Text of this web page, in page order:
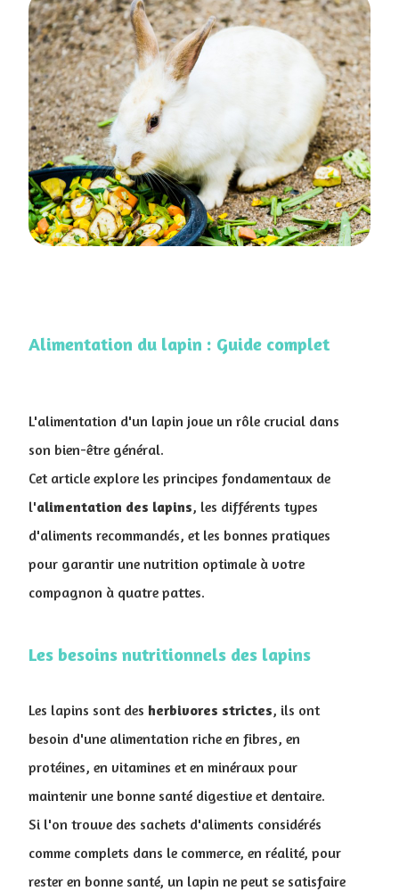
Alimentation du lapin : Guide complet
L'alimentation d'un lapin joue un rôle crucial dans
son bien-être général.
Cet article explore les principes fondamentaux de
l'alimentation des lapins, les différents types
d'aliments recommandés, et les bonnes pratiques
pour garantir une nutrition optimale à votre
compagnon à quatre pattes.
Les besoins nutritionnels des lapins
Les lapins sont des herbivores strictes, ils ont
besoin d'une alimentation riche en fibres, en
protéines, en vitamines et en minéraux pour
maintenir une bonne santé digestive et dentaire.
Si l'on trouve des sachets d'aliments considérés
comme complets dans le commerce, en réalité, pour
rester en bonne santé, un lapin ne peut se satisfaire